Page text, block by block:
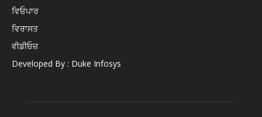
ਵਿਓਪਾਰ
ਵਿਰਾਸਤ
ਵੀਡੀਓਜ਼
Developed By : Duke Infosys